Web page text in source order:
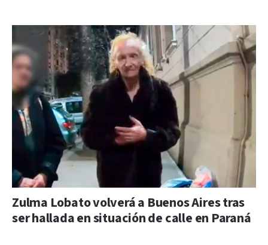
Zulma Lobato volverá a Buenos Aires tras
ser hallada en situación de calle en Paraná